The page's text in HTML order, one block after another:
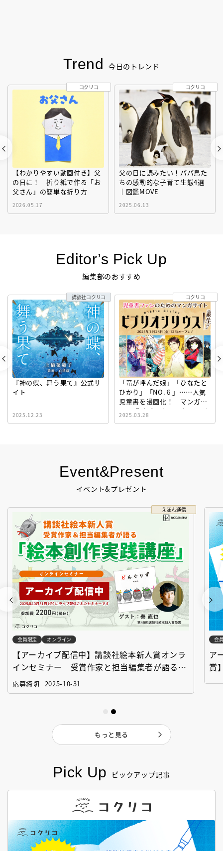
Pick Up ピックアップ記事
Event&Present
イベント&プレゼント
えほん通信
会員限定 オンライン
【アーカイブ配信中】講談社絵本新人賞オンラ
インセミナー 受賞作家と担当編集者が語る
「絵本創作実践講座」
応募締切 2025-10-31
会
ア
賞
もっと見る
Trend 今日のトレンド
【わかりやすい動画付き】父
の日に！ 折り紙で作る「お
父さん」の簡単な折り方
2026.05.17
コクリコ
父の日に読みたい！パパ鳥た
ちの感動的な子育て生態4選
｜図鑑MOVE
2025.06.13
コクリコ
Editor’s Pick Up
編集部のおすすめ
『神の蝶、舞う果て』公式サ
イト
2025.12.23
講談社コクリコ
「竜が呼んだ娘」「ひなたと
ひかり」「NO.６」……人気
児童書を漫画化！ マンガサ
イト『ビブリオシリウス』誕
生！
2025.03.28
コクリコ